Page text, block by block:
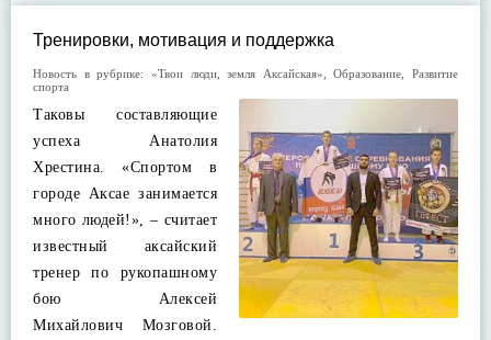
Тренировки, мотивация и поддержка
Новость в рубрике: «Твои люди, земля Аксайская» ,Образование
Развитие
спорта
Таковы составляющие
успеха Анатолия
Хрестина. «Спортом в
городе Аксае занимается
много людей!», – считает
известный аксайский
тренер по рукопашному
бою Алексей
Михайлович Мозговой.